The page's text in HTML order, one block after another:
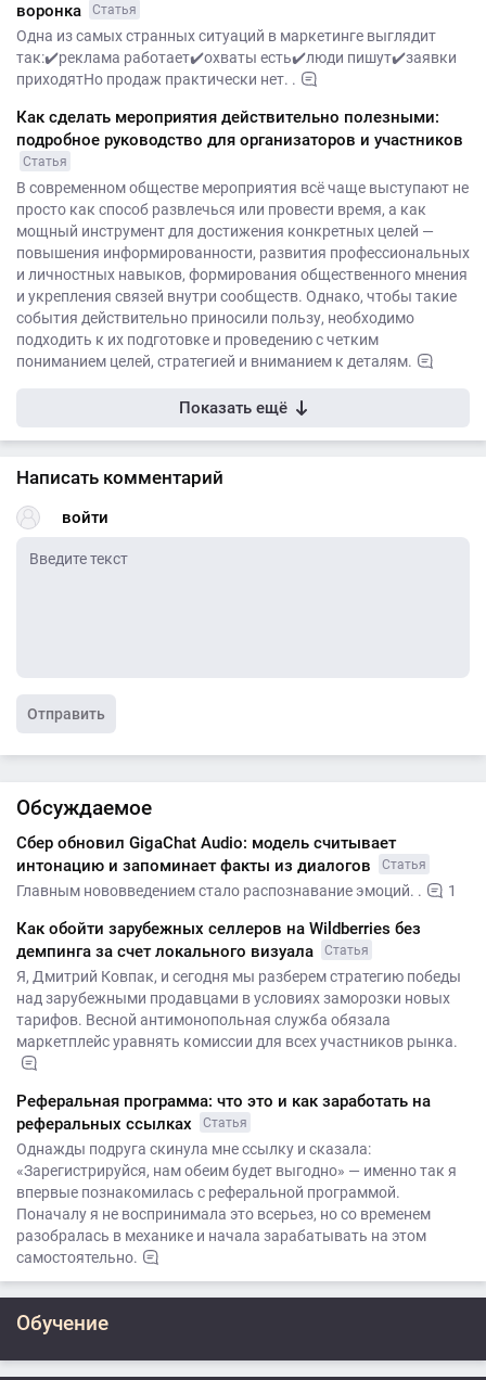
воронка
Статья
Одна из самых странных ситуаций в маркетинге выглядит
так:✔️реклама работает✔️охваты есть✔️люди пишут✔️заявки
приходятНо продаж практически нет. .
Как сделать мероприятия действительно полезными:
подробное руководство для организаторов и участников
Статья
В современном обществе мероприятия всё чаще выступают не
просто как способ развлечься или провести время, а как
мощный инструмент для достижения конкретных целей —
повышения информированности, развития профессиональных
и личностных навыков, формирования общественного мнения
и укрепления связей внутри сообществ. Однако, чтобы такие
события действительно приносили пользу, необходимо
подходить к их подготовке и проведению с четким
пониманием целей, стратегией и вниманием к деталям.
Показать ещё
Написать комментарий
войти
Отправить
Обсуждаемое
Сбер обновил GigaChat Audio: модель считывает
интонацию и запоминает факты из диалогов
Статья
Главным нововведением стало распознавание эмоций. . 1
Как обойти зарубежных селлеров на Wildberries без
демпинга за счет локального визуала
Статья
Я, Дмитрий Ковпак, и сегодня мы разберем стратегию победы
над зарубежными продавцами в условиях заморозки новых
тарифов. Весной антимонопольная служба обязала
маркетплейс уравнять комиссии для всех участников рынка.
Реферальная программа: что это и как заработать на
реферальных ссылках
Статья
Однажды подруга скинула мне ссылку и сказала:
«Зарегистрируйся, нам обеим будет выгодно» — именно так я
впервые познакомилась с реферальной программой.
Поначалу я не воспринимала это всерьез, но со временем
разобралась в механике и начала зарабатывать на этом
самостоятельно.
Обучение